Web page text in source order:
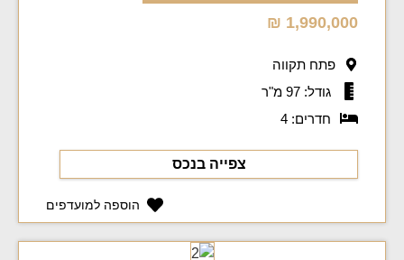
1,990,000 ₪
פתח תקווה
גודל: 97 מ"ר
חדרים: 4
צפייה בנכס
הוספה למועדפים